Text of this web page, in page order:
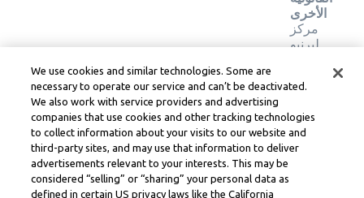
الأخرى
مركز
ليرنيو
خدمة
Symbolab, a Learneo, Inc. business
© Learneo, Inc. 2024
We use cookies and similar technologies. Some are
necessary to operate our service and can’t be deactivated.
We also work with service providers and advertising
companies that use cookies and other tracking technologies
to collect information about your visits to our website and
third-party sites, and may use that information to deliver
advertisements relevant to your interests. This may be
considered “selling” or “sharing” your personal data as
defined in certain US privacy laws like the California